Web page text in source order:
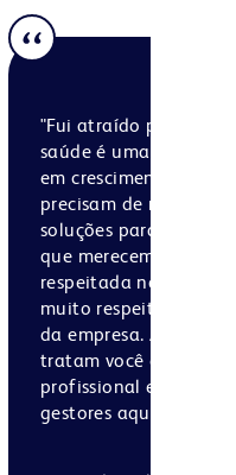
"Fui atraído pela
saúde é uma indústria
em crescimento, e as
precisam de nossos
soluções para receber
que merecem. A BD é
respeitada no setor, e
muito respeitado
da empresa. As
tratam você de forma
profissional e tive
gestores aqui."